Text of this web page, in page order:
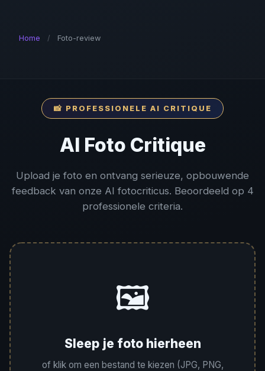
Home / Foto-review
📸 PROFESSIONELE AI CRITIQUE
AI Foto Critique
Upload je foto en ontvang serieuze, opbouwende
feedback van onze AI fotocriticus. Beoordeeld op 4
professionele criteria.
🖼️
Sleep je foto hierheen
of klik om een bestand te kiezen (JPG, PNG,